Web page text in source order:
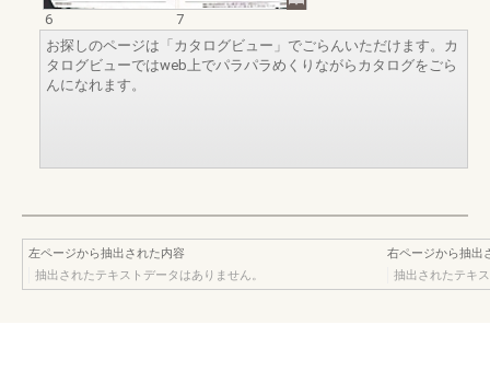
6
7
お探しのページは「カタログビュー」でごらんいただけます。カ
タログビューではweb上でパラパラめくりながらカタログをごら
んになれます。
左ページから抽出された内容
抽出されたテキストデータはありません。
右ページから抽出
抽出されたテキ